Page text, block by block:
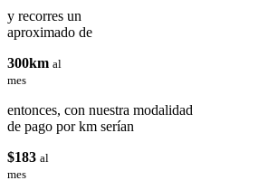
y recorres un
aproximado de
300km al
mes
entonces, con nuestra modalidad
de pago por km serían
$183 al
mes